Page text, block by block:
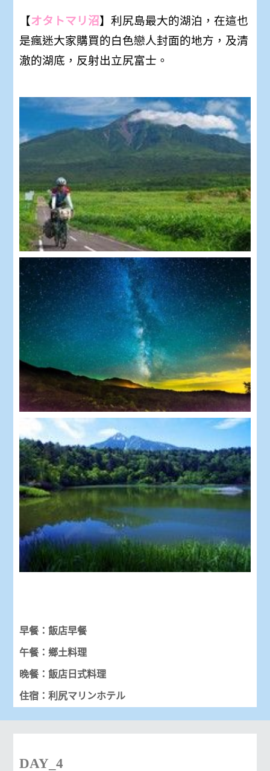
【オタトマリ沼】利尻島最大的湖泊，在這也
是瘋迷大家購買的白色戀人封面的地方，及清
澈的湖底，反射出立尻富士。
早餐：飯店早餐
午餐：鄉土料理
晚餐：飯店日式料理
住宿：利尻マリンホテル
DAY_4